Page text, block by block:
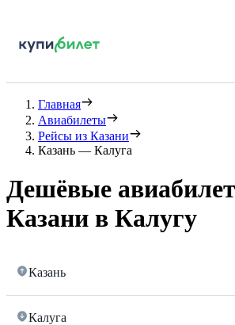
Главная
Авиабилеты
Рейсы из Казани
Казань — Калуга
Дешёвые
Казани в Калугу
Казань
Калуга